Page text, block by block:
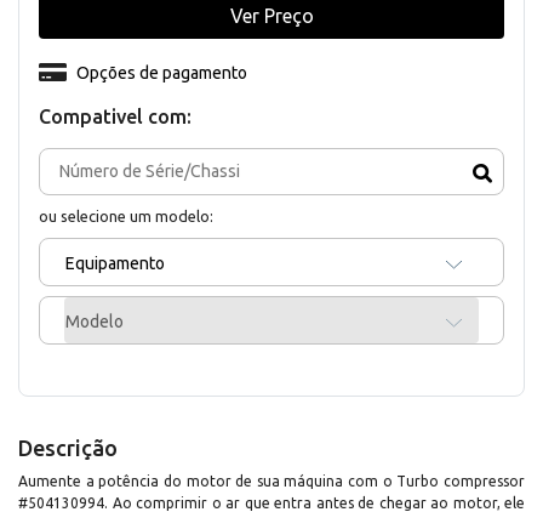
Compativel com:
ou selecione um modelo:
Equipamento
Modelo
Opções de pagamento
Ver Preço
Descrição
Aumente a potência do motor de sua máquina com o Turbo compressor
#504130994. Ao comprimir o ar que entra antes de chegar ao motor, ele